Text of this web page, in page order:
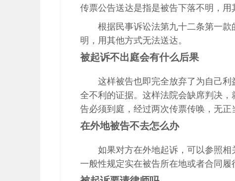
传票公告送达是指是被告下落不明，用
根据民事诉讼法第九十二条第一
明，用其他方式无法送达。
被起诉不出庭会有什么后果
这样被告也即完全放弃了为自己
全不利的证据。这样法院会缺席判决
告必须到庭，经过两次传票传唤，无正
在外地被告不去怎么办
如果对方在外地起诉，可以参照
一般性规定实在被告所在地或者合同履